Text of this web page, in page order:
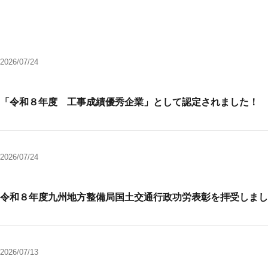
2026/07/24
「令和８年度 工事成績優秀企業」として認定されました！
2026/07/24
令和８年度九州地方整備局国土交通行政功労表彰を拝受しま
2026/07/13